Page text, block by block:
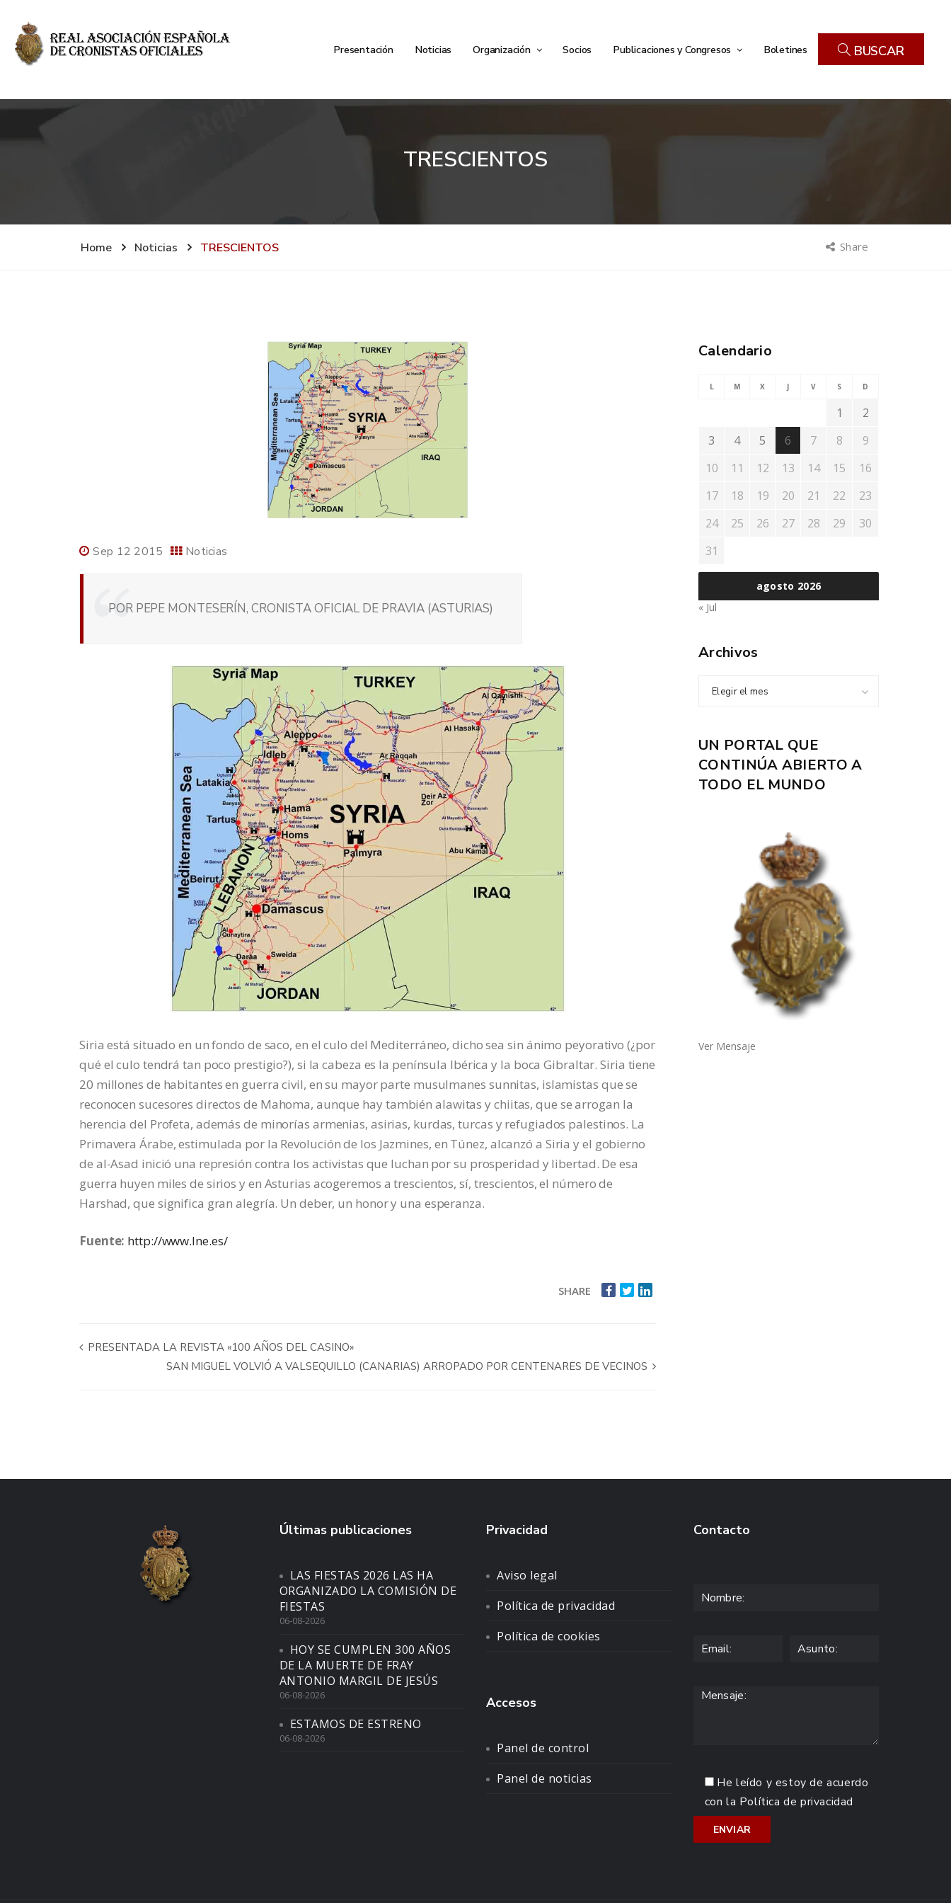
Presentación Noticias Organización Socios Publicaciones y Congresos Boletines BUSCAR
TRESCIENTOS
Home Noticias TRESCIENTOS Share
Sep 12 2015 Noticias
POR PEPE MONTESERÍN, CRONISTA OFICIAL DE PRAVIA (ASTURIAS)
Siria está situado en un fondo de saco, en el culo del Mediterráneo, dicho sea sin ánimo peyorativo (¿por
qué el culo tendrá tan poco prestigio?), si la cabeza es la península Ibérica y la boca Gibraltar. Siria tiene
20 millones de habitantes en guerra civil, en su mayor parte musulmanes sunnitas, islamistas que se
reconocen sucesores directos de Mahoma, aunque hay también alawitas y chiitas, que se arrogan la
herencia del Profeta, además de minorías armenias, asirias, kurdas, turcas y refugiados palestinos. La
Primavera Árabe, estimulada por la Revolución de los Jazmines, en Túnez, alcanzó a Siria y el gobierno
de al-Asad inició una represión contra los activistas que luchan por su prosperidad y libertad. De esa
guerra huyen miles de sirios y en Asturias acogeremos a trescientos, sí, trescientos, el número de
Harshad, que significa gran alegría. Un deber, un honor y una esperanza.
Fuente: http://www.lne.es/
SHARE
PRESENTADA LA REVISTA «100 AÑOS DEL CASINO»
SAN MIGUEL VOLVIÓ A VALSEQUILLO (CANARIAS) ARROPADO POR CENTENARES DE VECINOS
Calendario
agosto 2026
L M X J V S D
1
2
3
4 5 6 7 8
9
10
11 12 13 14 15
16
17
18 19 20 21 22
23
24
25 26 27 28 29
30
31
« Jul
Archivos
Elegir el mes
UN PORTAL QUE
CONTINÚA ABIERTO A
TODO EL MUNDO
Ver Mensaje
Últimas publicaciones
LAS FIESTAS 2026 LAS HA
ORGANIZADO LA COMISIÓN DE
FIESTAS
06-08-2026
HOY SE CUMPLEN 300 AÑOS
DE LA MUERTE DE FRAY
ANTONIO MARGIL DE JESÚS
06-08-2026
ESTAMOS DE ESTRENO
06-08-2026
Privacidad
Aviso legal
Política de privacidad
Política de cookies
Accesos
Panel de control
Panel de noticias
Contacto
He leído y estoy de acuerdo
con la Política de privacidad